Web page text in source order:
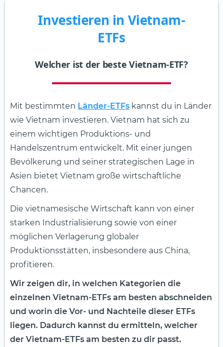
Investieren in Vietnam-
ETFs
Welcher ist der beste Vietnam-ETF?
Mit bestimmten Länder-ETFs kannst du in Länder
wie Vietnam investieren. Vietnam hat sich zu
einem wichtigen Produktions- und
Handelszentrum entwickelt. Mit einer jungen
Bevölkerung und seiner strategischen Lage in
Asien bietet Vietnam große wirtschaftliche
Chancen.
Die vietnamesische Wirtschaft kann von einer
starken Industrialisierung sowie von einer
möglichen Verlagerung globaler
Produktionsstätten, insbesondere aus China,
profitieren.
Wir zeigen dir, in welchen Kategorien die
einzelnen Vietnam-ETFs am besten abschneiden
und worin die Vor- und Nachteile dieser ETFs
liegen. Dadurch kannst du ermitteln, welcher
der Vietnam-ETFs am besten zu dir passt.